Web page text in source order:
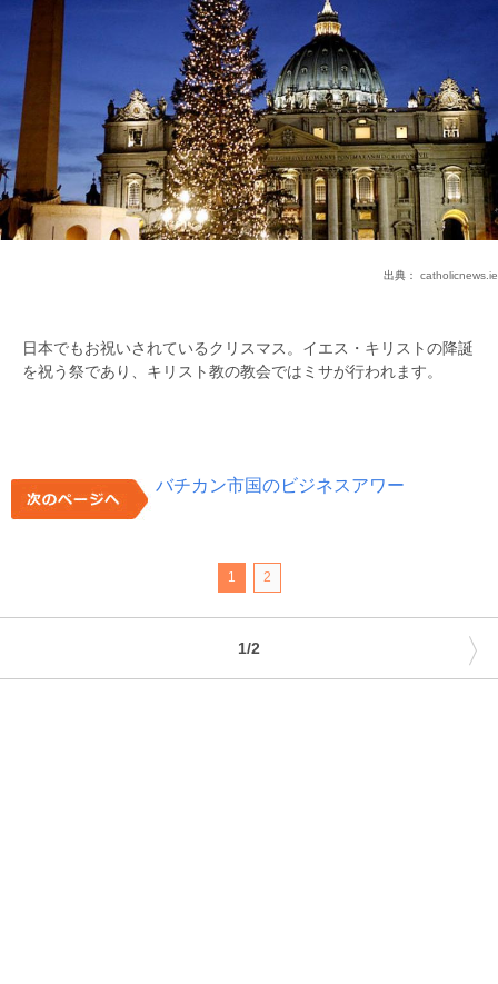
出典： catholicnews.ie
日本でもお祝いされているクリスマス。イエス・キリストの降誕
を祝う祭であり、キリスト教の教会ではミサが行われます。
バチカン市国のビジネスアワー
1 2
1/2 〉